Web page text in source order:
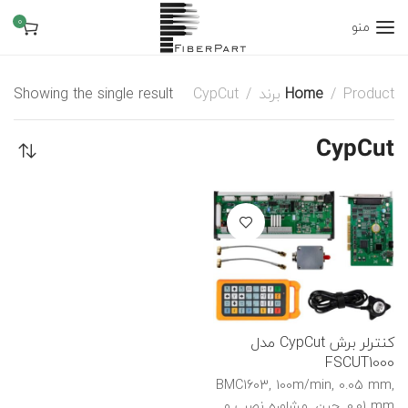
منو 0
Home Product برند CypCut
Showing the single result
CypCut
کنترلر برش CypCut مدل
FSCUT1000
BMC1603, 100m/min, 0.05 mm,